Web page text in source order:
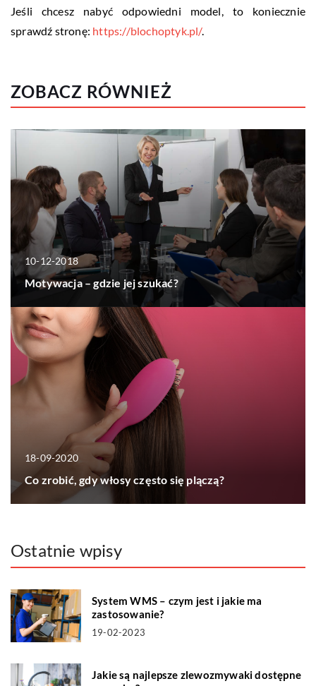
Jeśli chcesz nabyć odpowiedni model, to koniecznie
sprawdź stronę: https://blochoptyk.pl/.
ZOBACZ RÓWNIEŻ
10-12-2018
Motywacja – gdzie jej szukać?
18-09-2020
Co zrobić, gdy włosy często się plączą?
Ostatnie wpisy
System WMS – czym jest i jakie ma
zastosowanie?
19-02-2023
Jakie są najlepsze zlewozmywaki dostępne